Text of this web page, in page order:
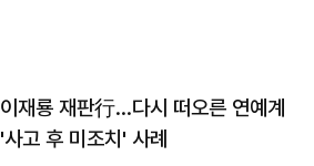
이재룡 재판行…다시 떠오른 연예계
'사고 후 미조치' 사례